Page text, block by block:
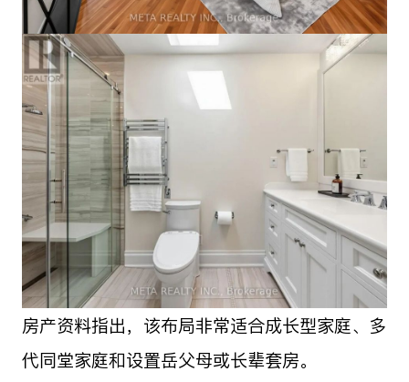
房产资料指出，该布局非常适合成长型家庭、多
代同堂家庭和设置岳父母或长辈套房。